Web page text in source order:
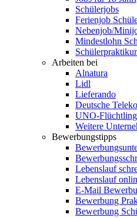
Schülerjobs
Ferienjob
Nebenjob/
Mindestlohn
Arbeiten bei
Alnatura
Lidl
Lieferando
Deutsche
UNO-
Weitere
Bewerbungstipps
Lebenslauf
Lebenslauf
E-Mail
Bewerbung
Bewerbung